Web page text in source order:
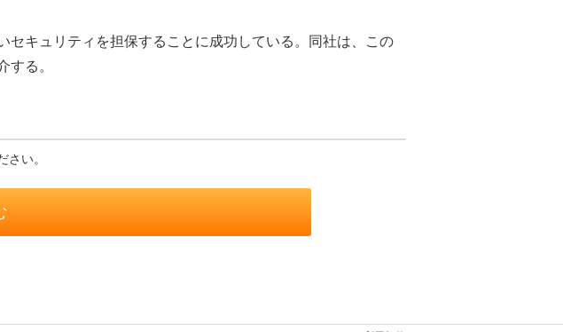
キュリティを担保することに成功している。同社は、この
する。
さい。